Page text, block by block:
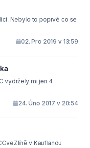
Nebylo to poprvé co se
02. Pro 2019 v 13:59
vydržely mi jen 4
24. Úno 2017 v 20:54
v Kauflandu